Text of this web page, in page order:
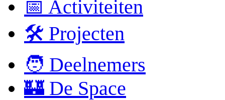
📅 Activiteiten
🛠 Projecten
🧑 Deelnemers
🏰 De Space